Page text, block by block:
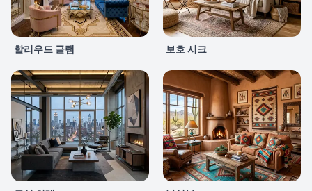
할리우드 글램 보호 시크